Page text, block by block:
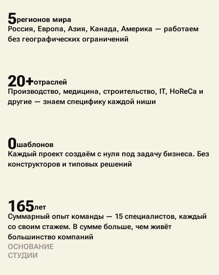
5регионов мира
Россия, Европа, Азия, Канада, Америка — работаем
без географических ограничений
20+отраслей
Производство, медицина, строительство, IT, HoReCa и
другие — знаем специфику каждой ниши
0шаблонов
Каждый проект создаём с нуля под задачу бизнеса. Без
конструкторов и типовых решений
165лет
Суммарный опыт команды — 15 специалистов, каждый
со своим стажем. В сумме больше, чем живёт
большинство компаний
ОСНОВАНИЕ
СТУДИИ